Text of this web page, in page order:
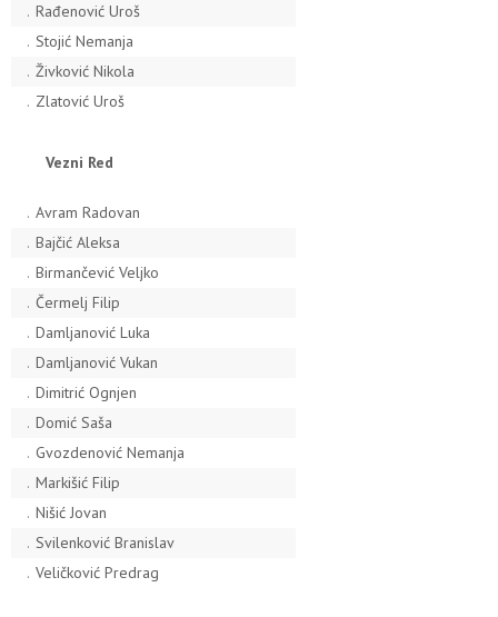
. Rađenović Uroš
. Stojić Nemanja
. Živković Nikola
. Zlatović Uroš
Vezni Red
. Avram Radovan
. Bajčić Aleksa
. Birmančević Veljko
. Čermelj Filip
. Damljanović Luka
. Damljanović Vukan
. Dimitrić Ognjen
. Domić Saša
. Gvozdenović Nemanja
. Markišić Filip
. Nišić Jovan
. Svilenković Branislav
. Veličković Predrag